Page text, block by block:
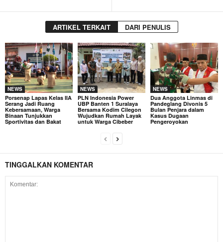
ARTIKEL TERKAIT DARI PENULIS
NEWS
Porsenap Lapas Kelas IIA
Serang Jadi Ruang
Kebersamaan, Warga
Binaan Tunjukkan
Sportivitas dan Bakat
NEWS
PLN Indonesia Power
UBP Banten 1 Suralaya
Bersama Kodim Cilegon
Wujudkan Rumah Layak
untuk Warga Cibeber
NEWS
Dua Anggota Linmas di
Pandeglang Divonis 5
Bulan Penjara dalam
Kasus Dugaan
Pengeroyokan
TINGGALKAN KOMENTAR